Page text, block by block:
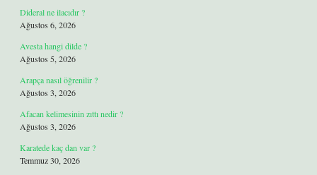
Dideral ne ilacıdır ?
Ağustos 6, 2026
Avesta hangi dilde ?
Ağustos 5, 2026
Arapça nasıl öğrenilir ?
Ağustos 3, 2026
Afacan kelimesinin zıttı nedir ?
Ağustos 3, 2026
Karatede kaç dan var ?
Temmuz 30, 2026